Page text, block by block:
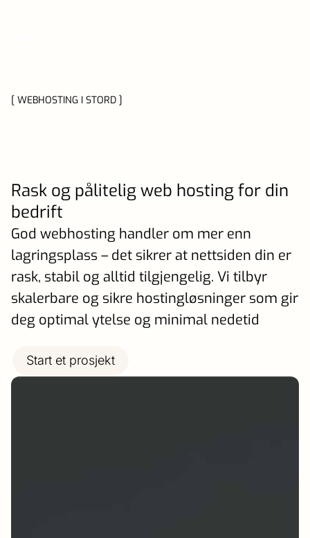
[ WEBHOSTING I STORD ]
Rask og pålitelig web hosting for din
bedrift
God webhosting handler om mer enn
lagringsplass – det sikrer at nettsiden din er
rask, stabil og alltid tilgjengelig. Vi tilbyr
skalerbare og sikre hostingløsninger som gir
deg optimal ytelse og minimal nedetid
Start et prosjekt